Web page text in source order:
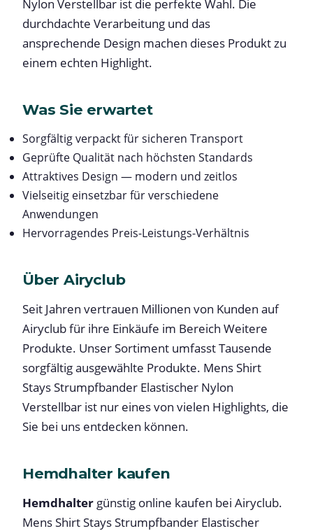
Nylon Verstellbar ist die perfekte Wahl. Die
durchdachte Verarbeitung und das
ansprechende Design machen dieses Produkt zu
einem echten Highlight.
Was Sie erwartet
Sorgfältig verpackt für sicheren Transport
Geprüfte Qualität nach höchsten Standards
Attraktives Design — modern und zeitlos
Vielseitig einsetzbar für verschiedene
Anwendungen
Hervorragendes Preis-Leistungs-Verhältnis
Über Airyclub
Seit Jahren vertrauen Millionen von Kunden auf
Airyclub für ihre Einkäufe im Bereich Weitere
Produkte. Unser Sortiment umfasst Tausende
sorgfältig ausgewählte Produkte. Mens Shirt
Stays Strumpfbander Elastischer Nylon
Verstellbar ist nur eines von vielen Highlights, die
Sie bei uns entdecken können.
Hemdhalter kaufen
Hemdhalter günstig online kaufen bei Airyclub.
Mens Shirt Stays Strumpfbander Elastischer